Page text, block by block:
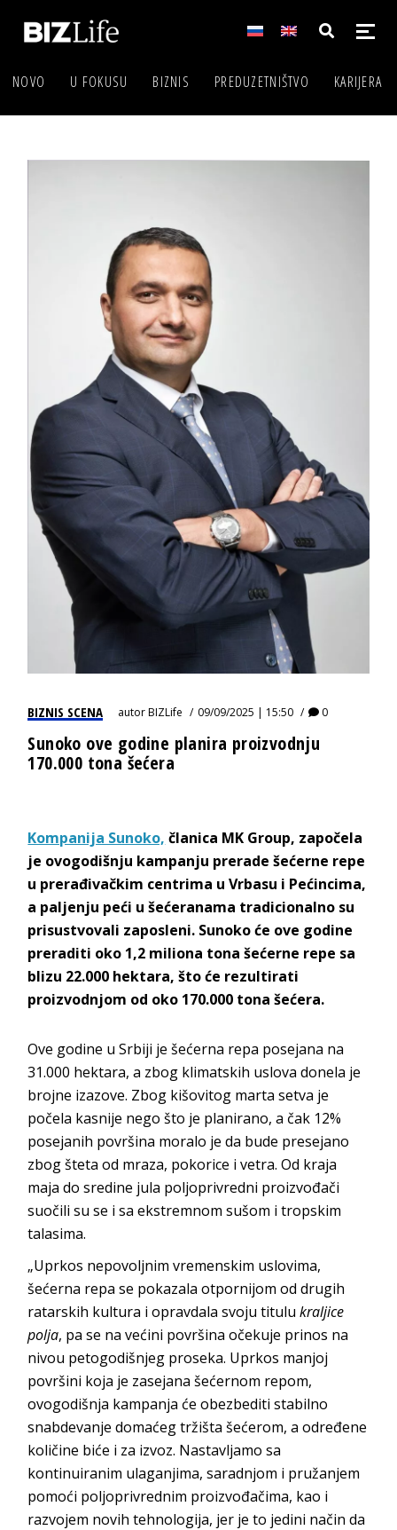
NOVO U FOKUSU BIZNIS PREDUZETNIŠTVO KARIJERA
BIZNIS SCENA autorBIZLife 09/09/2025 | 15:50 0
Sunoko ove godine planira proizvodnju
170.000 tona šećera
Kompanija Sunoko, članica MK Group, započela
je ovogodišnju kampanju prerade šećerne repe
u prerađivačkim centrima u Vrbasu i Pećincima,
a paljenju peći u šećeranama tradicionalno su
prisustvovali zaposleni. Sunoko će ove godine
preraditi oko 1,2 miliona tona šećerne repe sa
blizu 22.000 hektara, što će rezultirati
proizvodnjom od oko 170.000 tona šećera.
Ove godine u Srbiji je šećerna repa posejana na
31.000 hektara, a zbog klimatskih uslova donela je
brojne izazove. Zbog kišovitog marta setva je
počela kasnije nego što je planirano, a čak 12%
posejanih površina moralo je da bude presejano
zbog šteta od mraza, pokorice i vetra. Od kraja
maja do sredine jula poljoprivredni proizvođači
suočili su se i sa ekstremnom sušom i tropskim
talasima.
„Uprkos nepovoljnim vremenskim uslovima,
šećerna repa se pokazala otpornijom od drugih
ratarskih kultura i opravdala svoju titulukraljice
polja, pa se na većini površina očekuje prinos na
nivou petogodišnjeg proseka. Uprkos manjoj
površini koja je zasejana šećernom repom,
ovogodišnja kampanja će obezbediti stabilno
snabdevanje domaćeg tržišta šećerom, a određene
količine biće i za izvoz. Nastavljamo sa
kontinuiranim ulaganjima, saradnjom i pružanjem
pomoći poljoprivrednim proizvođačima, kao i
razvojem novih tehnologija, jer je to jedini način da